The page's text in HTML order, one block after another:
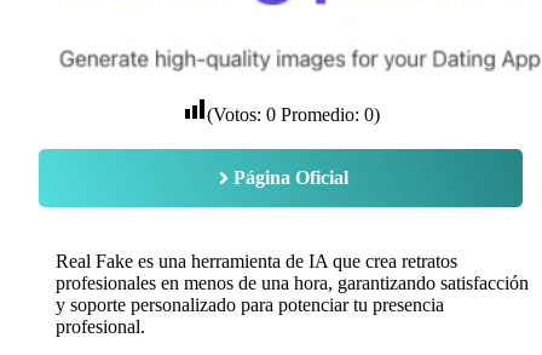
(Votos: 0Promedio: 0)
Página Oficial
Real Fake es una herramienta de IA que crea retratos
profesionales en menos de una hora, garantizando satisfacción
y soporte personalizado para potenciar tu presencia
profesional.